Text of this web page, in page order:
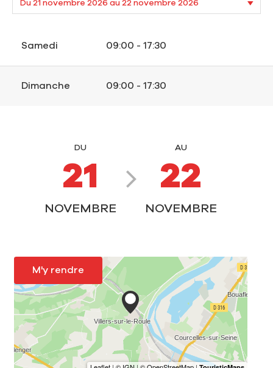
Samedi 09:00 - 17:30
Dimanche 09:00 - 17:30
DU
21
NOVEMBRE
AU
22
NOVEMBRE
M'y rendre